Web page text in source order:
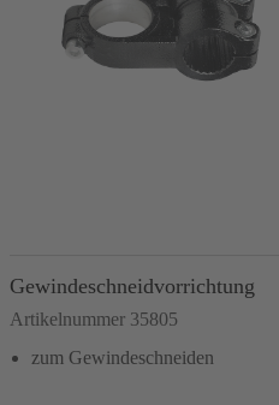
Gewindeschneidvorrichtung
Artikelnummer 35805
zum Gewindeschneiden